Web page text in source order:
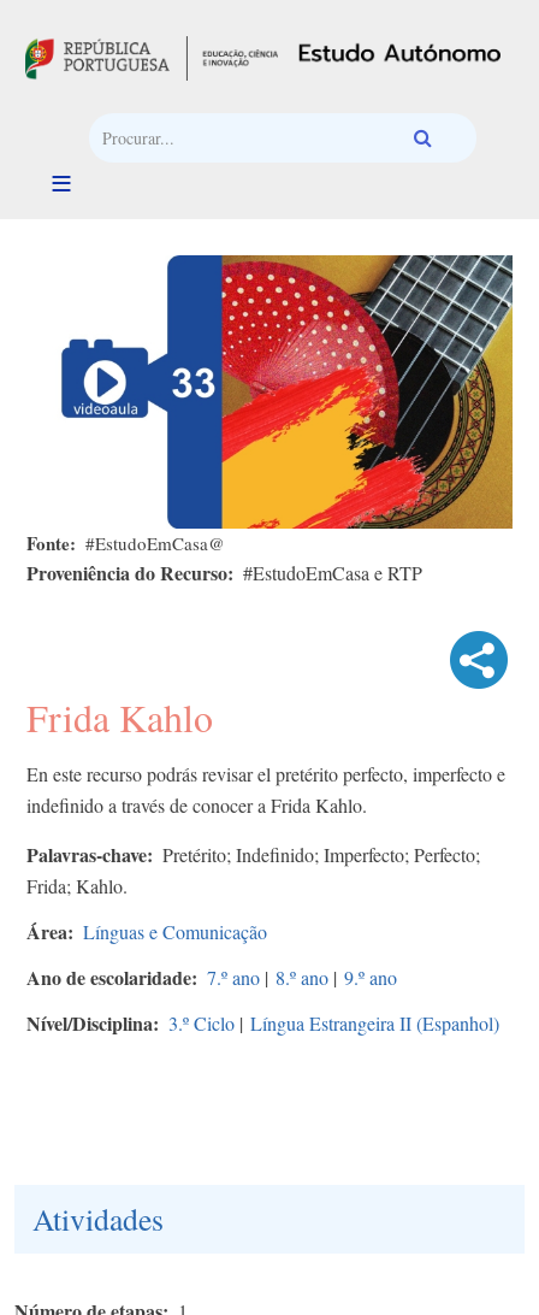
Fonte #EstudoEmCasa@
Proveniência do Recurso #EstudoEmCasa e RTP
Frida Kahlo
En este recurso podrás revisar el pretérito perfecto, imperfecto e
indefinido a través de conocer a Frida Kahlo.
Palavras-chave
Pretérito; Indefinido; Imperfecto; Perfecto;
Frida; Kahlo.
Área Línguas e Comunicação
Ano de escolaridade 7.º ano | 8.º ano | 9.º ano
Nível/Disciplina 3.º Ciclo | Língua Estrangeira II (Espanhol)
Atividades